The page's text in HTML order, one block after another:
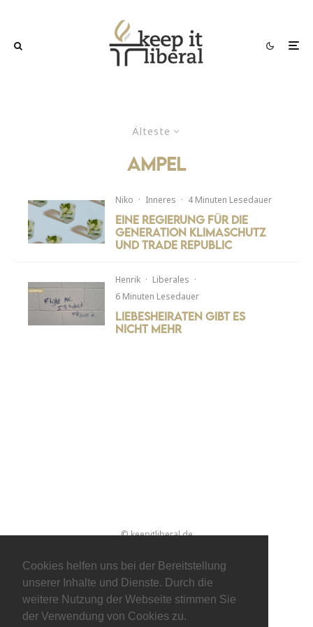
Cookies helfen uns bei der Bereitstellung
unserer Inhalte und Dienste. Durch die
weitere Nutzung der Webseite stimmen Sie
der Verwendung von Cookies zu.
Älteste
Ampel
Niko · Inneres · 4 Minuten Lesedauer
Eine Regierung für die
Generation Klimaschutz
und Trade Republic
Henrik · Liberales ·
6 Minuten Lesedauer
Liebesheiraten gibt es
nicht mehr
© keepitliberal.de
Datenschutzerklärung Impressum